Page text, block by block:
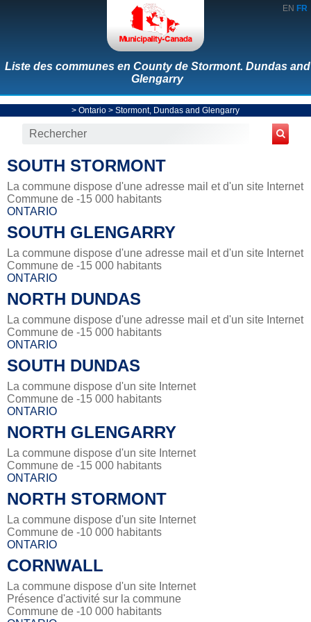
EN FR
Liste des communes en County de Stormont. Dundas and
Glengarry
> Ontario > Stormont, Dundas and Glengarry
SOUTH STORMONT
La commune dispose d'une adresse mail et d'un site Internet
Commune de -15 000 habitants
ONTARIO
SOUTH GLENGARRY
La commune dispose d'une adresse mail et d'un site Internet
Commune de -15 000 habitants
ONTARIO
NORTH DUNDAS
La commune dispose d'une adresse mail et d'un site Internet
Commune de -15 000 habitants
ONTARIO
SOUTH DUNDAS
La commune dispose d'un site Internet
Commune de -15 000 habitants
ONTARIO
NORTH GLENGARRY
La commune dispose d'un site Internet
Commune de -15 000 habitants
ONTARIO
NORTH STORMONT
La commune dispose d'un site Internet
Commune de -10 000 habitants
ONTARIO
CORNWALL
La commune dispose d'un site Internet
Présence d'activité sur la commune
Commune de -10 000 habitants